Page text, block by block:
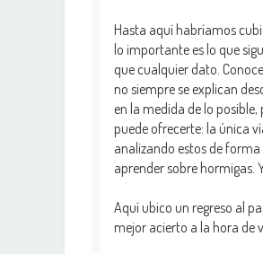
Hasta aquí habríamos
lo importante es lo que
que cualquier dato.
no siempre se explican
en la medida de lo
puede ofrecerte: la única
analizando estos de
aprender sobre hormigas.
Aquí ubico un regreso al
mejor acierto a la hora de